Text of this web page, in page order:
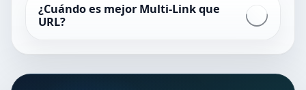
¿Cuándo es mejor Multi-Link que
URL?